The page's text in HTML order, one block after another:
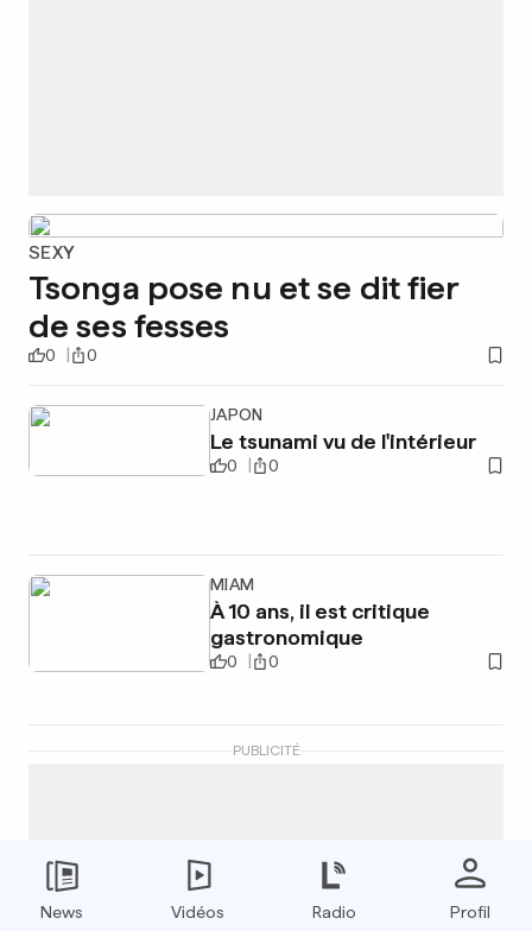
SEXY
Tsonga pose nu et se dit fier
de ses fesses
0 0
JAPON
Le tsunami vu de l'intérieur
0 0
MIAM
À 10 ans, il est critique
gastronomique
0 0
PUBLICITÉ
News Vidéos Radio Profil